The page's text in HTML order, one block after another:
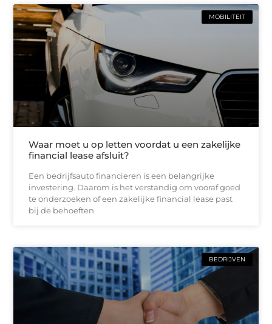
MOBILITEIT
Waar moet u op letten voordat u een zakelijke
financial lease afsluit?
Een bedrijfsauto financieren is een belangrijke
investering. Daarom is het verstandig om vooraf goed
te onderzoeken of een zakelijke financial lease past
bij de behoeften
BEDRIJVEN